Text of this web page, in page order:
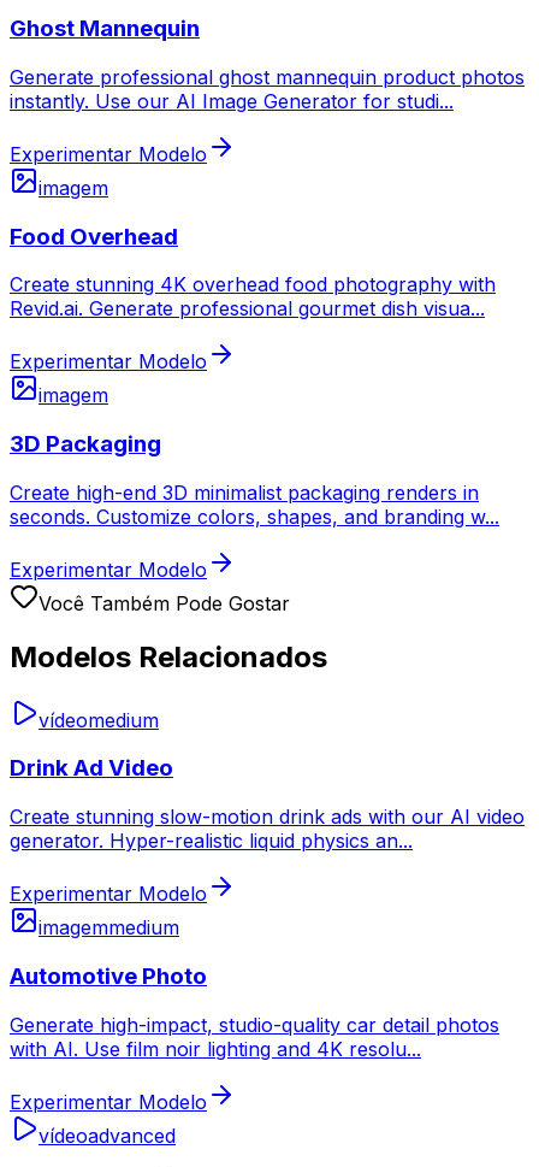
Ghost Mannequin
Generate professional ghost mannequin product photos
instantly. Use our AI Image Generator for studi...
Experimentar Modelo
imagem
Food Overhead
Create stunning 4K overhead food photography with
Revid.ai. Generate professional gourmet dish visua...
Experimentar Modelo
imagem
3D Packaging
Create high-end 3D minimalist packaging renders in
seconds. Customize colors, shapes, and branding w...
Experimentar Modelo
Você Também Pode Gostar
Modelos Relacionados
vídeomedium
Drink Ad Video
Create stunning slow-motion drink ads with our AI video
generator. Hyper-realistic liquid physics an...
Experimentar Modelo
imagemmedium
Automotive Photo
Generate high-impact, studio-quality car detail photos
with AI. Use film noir lighting and 4K resolu...
Experimentar Modelo
vídeoadvanced